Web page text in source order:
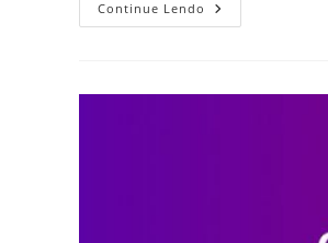
Continue Lendo